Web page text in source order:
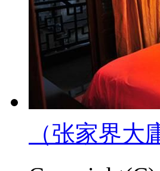
（张家界大